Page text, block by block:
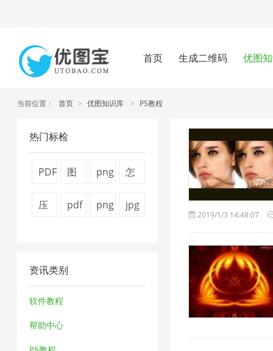
首页 生成二维码 优图
当前位置： 首页 > 优图知识库 > PS教程
热门标检
PDF
缩
1
图
7
png
1
怎
片
压
频
大
小
1
pdf
方
png
jpg
资讯类别
软件教程
帮助中心
2019/1/3 14:48:07